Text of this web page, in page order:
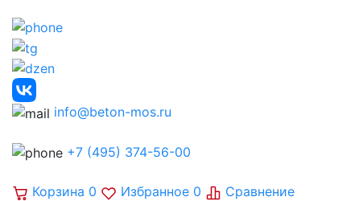
info@beton-mos.ru
+7 (495) 374-56-00
Корзина 0 Избранное 0 Сравнение